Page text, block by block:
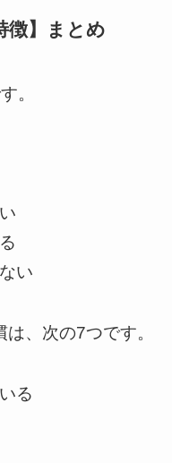
徴】まとめ
。
い
、次の7つです。
る